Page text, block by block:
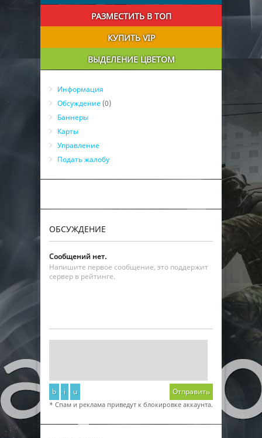
РАЗМЕСТИТЬ В ТОП
КУПИТЬ VIP
ВЫДЕЛЕНИЕ ЦВЕТОМ
Информация
Обсуждение (0)
Баннеры
Карты
Управление
Подать жалобу
ОБСУЖДЕНИЕ
Сообщений нет.
Напишите первое сообщение, это поддержит
сервер в рейтинге.
b i u Отправить
* Спам и реклама приведут к блокировке аккаунта.